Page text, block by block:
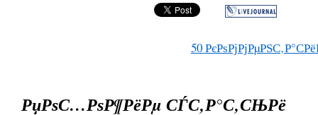
50
РџРѕС…РѕР¶РёРµ СЃС‚Р°С‚СЊРё